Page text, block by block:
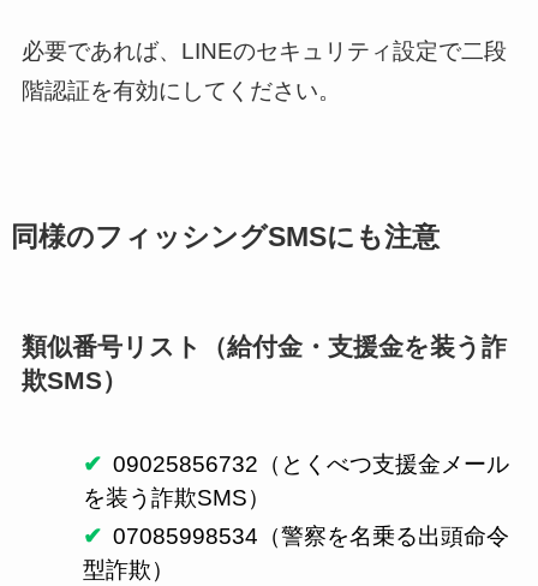
必要であれば、LINEのセキュリティ設定で二段
階認証を有効にしてください。
同様のフィッシングSMSにも注意
類似番号リスト（給付金・支援金を装う詐
欺SMS）
09025856732（とくべつ支援金メール
を装う詐欺SMS）
07085998534（警察を名乗る出頭命令
型詐欺）